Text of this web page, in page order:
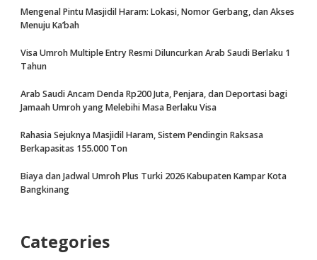
Mengenal Pintu Masjidil Haram: Lokasi, Nomor Gerbang, dan Akses
Menuju Ka’bah
Visa Umroh Multiple Entry Resmi Diluncurkan Arab Saudi Berlaku 1
Tahun
Arab Saudi Ancam Denda Rp200 Juta, Penjara, dan Deportasi bagi
Jamaah Umroh yang Melebihi Masa Berlaku Visa
Rahasia Sejuknya Masjidil Haram, Sistem Pendingin Raksasa
Berkapasitas 155.000 Ton
Biaya dan Jadwal Umroh Plus Turki 2026 Kabupaten Kampar Kota
Bangkinang
Categories